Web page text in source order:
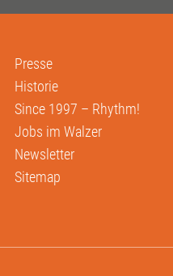
Presse
Historie
Since 1997 – Rhythm!
Jobs im Walzer
Newsletter
Sitemap